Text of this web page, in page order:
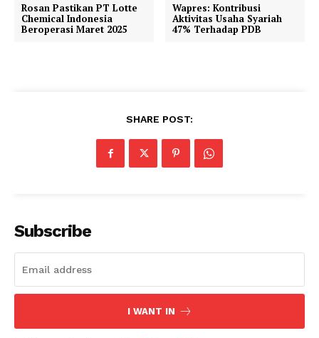
Rosan Pastikan PT Lotte
Chemical Indonesia
Beroperasi Maret 2025
Wapres: Kontribusi
Aktivitas Usaha Syariah
47% Terhadap PDB
SHARE POST:
Subscribe
I WANT IN